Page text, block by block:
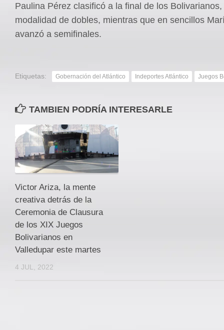
Paulina Pérez clasificó a la final de los
modalidad de dobles, mientras que en sencillos
avanzó a semifinales.
Etiquetas: Gobernación del Atlántico Indeportes Atlántico Juegos
TAMBIEN PODRÍA INTERESARLE
Victor Ariza, la mente
creativa detrás de la
Ceremonia de Clausura
de los XIX Juegos
Bolivarianos en
Valledupar este martes
4 JUL, 2022